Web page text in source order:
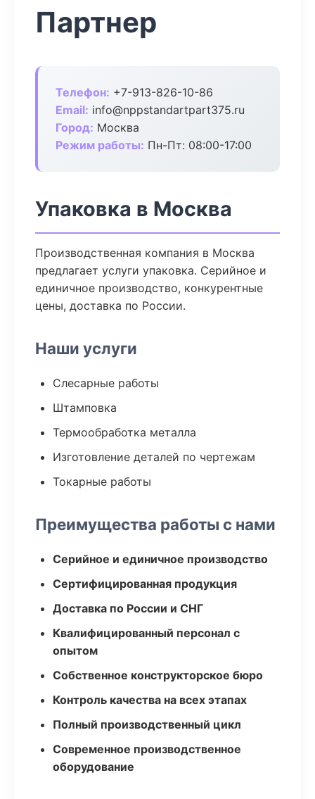
Партнер
Телефон: +7-913-826-10-86
Email: info@nppstandartpart375.ru
Город: Москва
Режим работы: Пн-Пт: 08:00-17:00
Упаковка в Москва
Производственная компания в Москва
предлагает услуги упаковка. Серийное и
единичное производство, конкурентные
цены, доставка по России.
Наши услуги
Слесарные работы
Штамповка
Термообработка металла
Изготовление деталей по чертежам
Токарные работы
Преимущества работы с нами
Серийное и единичное производство
Сертифицированная продукция
Доставка по России и СНГ
Квалифицированный персонал с
опытом
Собственное конструкторское бюро
Контроль качества на всех этапах
Полный производственный цикл
Современное производственное
оборудование